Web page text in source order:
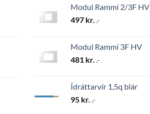
Modul Rammi 2/3F HV
497 kr. .-
Modul Rammi 3F HV
481 kr. .-
Ídráttarvír 1,5q blár
95 kr. .-